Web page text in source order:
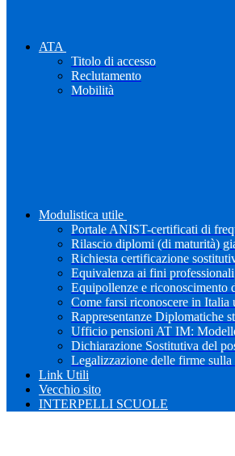
ATA
Titolo di accesso
Reclutamento
Mobilità
Modulistica utile
Portale ANIST-certificati di
Rilascio diplomi (di maturità)
Richiesta certificazione
Equivalenza ai fini professionali
Equipollenze e riconoscimento
Come farsi riconoscere in Italia
Rappresentanze Diplomatiche
Ufficio pensioni AT IM:
Dichiarazione Sostitutiva del
Legalizzazione delle firme sulla
Link Utili
Vecchio sito
INTERPELLI SCUOLE